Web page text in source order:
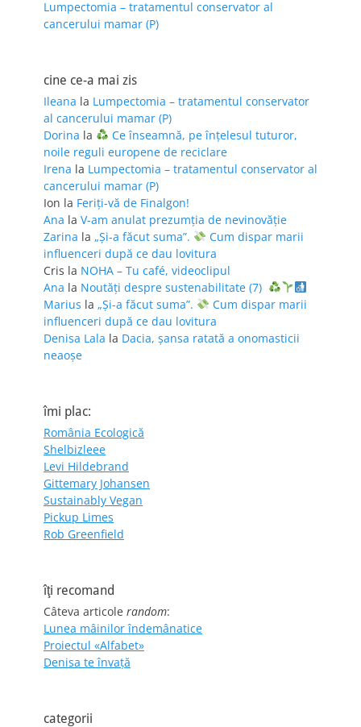
Lumpectomia – tratamentul conservator al
cancerului mamar (P)
cine ce-a mai zis
Ileana la Lumpectomia – tratamentul conservator
al cancerului mamar (P)
Dorina la
Ce înseamnă, pe înțelesul tuturor,
noile reguli europene de reciclare
Irena la Lumpectomia – tratamentul conservator al
cancerului mamar (P)
Ion la Feriţi-vă de Finalgon!
Ana la V-am anulat prezumția de nevinovăție
Zarina la „Și-a făcut suma”.
Cum dispar marii
influenceri după ce dau lovitura
Cris la NOHA – Tu café, videoclipul
Ana la Noutăți despre sustenabilitate (7)
Marius la „Și-a făcut suma”.
Cum dispar marii
influenceri după ce dau lovitura
Denisa Lala la Dacia, șansa ratată a onomasticii
neaoșe
îmi plac:
România Ecologică
Shelbizleee
Levi Hildebrand
Gittemary Johansen
Sustainably Vegan
Pickup Limes
Rob Greenfield
îţi recomand
Câteva articole random:
Lunea mâinilor îndemânatice
Proiectul «Alfabet»
Denisa te învaţă
categorii